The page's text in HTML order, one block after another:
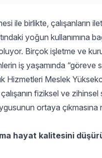
ile birlikte, çalışanların
yoğun kullanımına
Birçok işletme ve
iş yaşamında
Hizmetleri Meslek
fiziksel ve
ortaya
hayat kalitesini